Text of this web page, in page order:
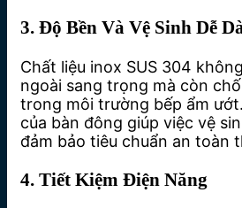
3. Độ Bền Và Vệ Sinh Dễ
Chất liệu inox SUS 304
ngoài sang trọng mà còn
trong môi trường bếp ẩm
của bàn đông giúp việc vệ
đảm bảo tiêu chuẩn an toàn
4. Tiết Kiệm Điện Năng